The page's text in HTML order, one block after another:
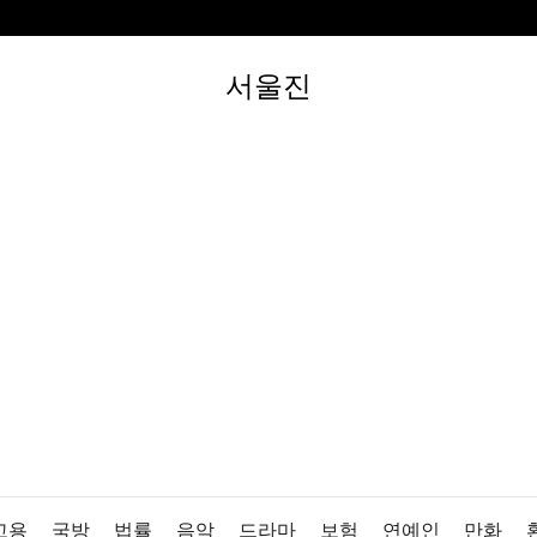
서울진
용 국방 법률 음악 드라마 보험 연예인 만화